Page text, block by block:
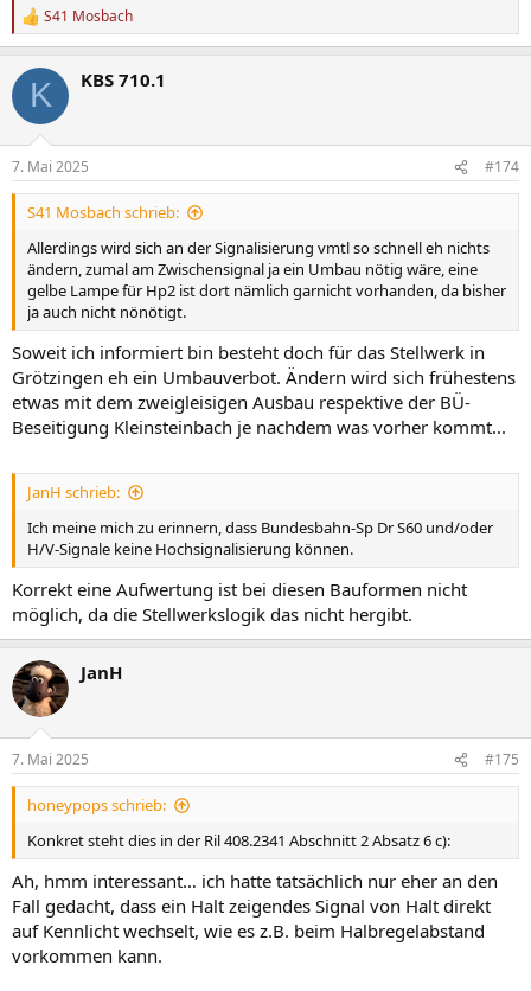
R
e
k
i
e
n
S41 Mosbach
K KBS 710.1
7. Mai 2025 #174
S41 Mosbach schrieb:
Allerdings wird sich an der Signalisierung vmtl so schnell eh nichts
ändern, zumal am Zwischensignal ja ein Umbau nötig wäre, eine
gelbe Lampe für Hp2 ist dort nämlich garnicht vorhanden, da bisher
ja auch nicht nönötigt.
Soweit ich informiert bin besteht doch für das Stellwerk in
Grötzingen eh ein Umbauverbot. Ändern wird sich frühestens
etwas mit dem zweigleisigen Ausbau respektive der BÜ-
Beseitigung Kleinsteinbach je nachdem was vorher kommt...
JanH schrieb:
Ich meine mich zu erinnern, dass Bundesbahn-Sp Dr S60 und/oder
H/V-Signale keine Hochsignalisierung können.
Korrekt eine Aufwertung ist bei diesen Bauformen nicht
möglich, da die Stellwerkslogik das nicht hergibt.
JanH
7. Mai 2025 #175
honeypops schrieb:
Konkret steht dies in der Ril 408.2341 Abschnitt 2 Absatz 6 c):
Ah, hmm interessant… ich hatte tatsächlich nur eher an den
Fall gedacht, dass ein Halt zeigendes Signal von Halt direkt
auf Kennlicht wechselt, wie es z.B. beim Halbregelabstand
vorkommen kann.